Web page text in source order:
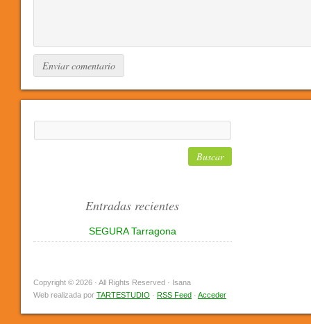
Entradas recientes
SEGURA Tarragona
Copyright © 2026 · All Rights Reserved · Isana
Web realizada por TARTESTUDIO · RSS Feed · Acceder